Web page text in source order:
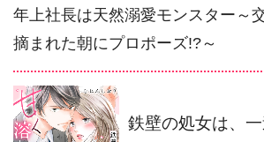
年上社長は天然溺愛モンスター～
摘まれた朝にプロポーズ!?～
鉄壁の処女は、